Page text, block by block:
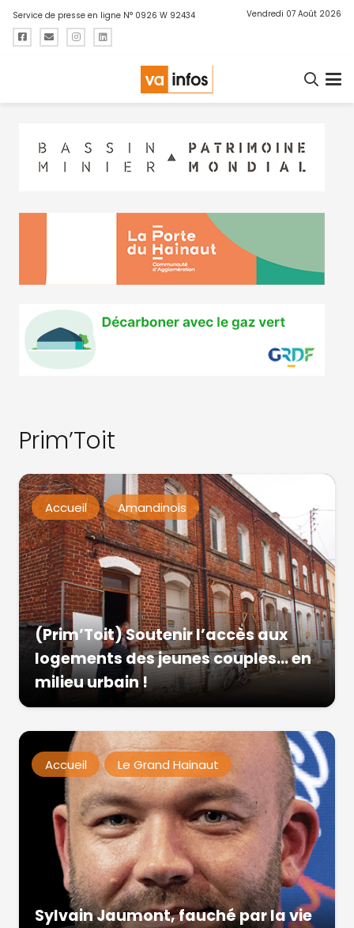
Service de presse en ligne N° 0926 W 92434 Vendredi 07 Août 2026
Prim’Toit
Accueil Amandinois
(Prim’Toit) Soutenir l’accès aux
logements des jeunes couples… en
milieu urbain !
Accueil Le Grand Hainaut
Sylvain Jaumont, fauché par la vie